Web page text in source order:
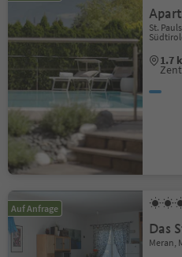
St.
1.7
Auf Anfrage
Das
Meran,